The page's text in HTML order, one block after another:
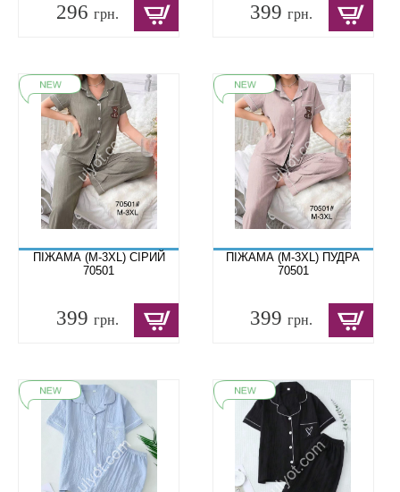
296 грн. 399грн.
ПІЖАМА (M-3XL) СІРИЙ
70501
399 грн.
ПІЖАМА (M-3XL) ПУДРА
70501
399грн.